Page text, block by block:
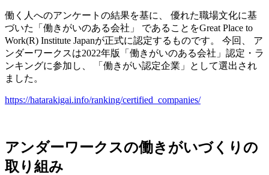
働く人へのアンケートの結果を基に、 優れた職場文化に基
づいた「働きがいのある会社」 であることをGreat Place to
Work(R) Institute Japanが正式に認定するものです。 今回、 ア
ンダーワークスは2022年版「働きがいのある会社」認定・ラ
ンキングに参加し、 「働きがい認定企業」として選出され
ました。
https://hatarakigai.info/ranking/certified_companies/
アンダーワークスの働きがいづくりの
取り組み